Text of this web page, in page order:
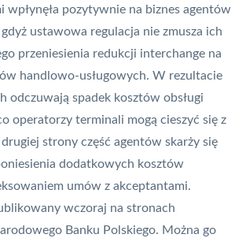
wpłynęła pozytywnie na biznes agentów
ustawowa regulacja nie zmusza ich
przeniesienia redukcji interchange na
handlowo-usługowych. W rezultacie
odczuwają spadek kosztów obsługi
operatorzy terminali mogą cieszyć się z
strony część agentów skarży się
dodatkowych kosztów
umów z akceptantami.
wczoraj na stronach
Banku Polskiego. Można go